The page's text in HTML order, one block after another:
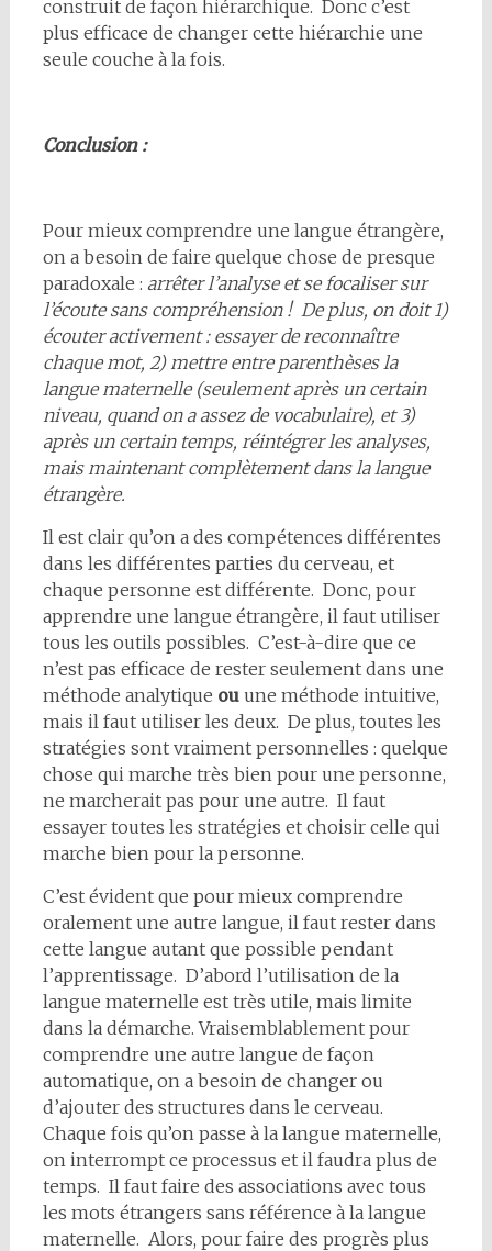
construit de façon hiérarchique. Donc c’est
plus efficace de changer cette hiérarchie une
seule couche à la fois.
Conclusion :
Pour mieux comprendre une langue étrangère,
on a besoin de faire quelque chose de presque
paradoxale : arrêter l’analyse et se focaliser sur
l’écoute sans compréhension ! De plus, on doit 1)
écouter activement : essayer de reconnaître
chaque mot, 2) mettre entre parenthèses la
langue maternelle (seulement après un certain
niveau, quand on a assez de vocabulaire), et 3)
après un certain temps, réintégrer les analyses,
mais maintenant complètement dans la langue
étrangère.
Il est clair qu’on a des compétences différentes
dans les différentes parties du cerveau, et
chaque personne est différente. Donc, pour
apprendre une langue étrangère, il faut utiliser
tous les outils possibles. C’est-à-dire que ce
n’est pas efficace de rester seulement dans une
méthode analytique ouune méthode intuitive,
mais il faut utiliser les deux. De plus, toutes les
stratégies sont vraiment personnelles : quelque
chose qui marche très bien pour une personne,
ne marcherait pas pour une autre. Il faut
essayer toutes les stratégies et choisir celle qui
marche bien pour la personne.
C’est évident que pour mieux comprendre
oralement une autre langue, il faut rester dans
cette langue autant que possible pendant
l’apprentissage. D’abord l’utilisation de la
langue maternelle est très utile, mais limite
dans la démarche. Vraisemblablement pour
comprendre une autre langue de façon
automatique, on a besoin de changer ou
d’ajouter des structures dans le cerveau.
Chaque fois qu’on passe à la langue maternelle,
on interrompt ce processus et il faudra plus de
temps. Il faut faire des associations avec tous
les mots étrangers sans référence à la langue
maternelle. Alors, pour faire des progrès plus